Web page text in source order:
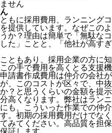
もに採用費用、ランニングコ
を提供しています。なぜこのよ
か？理由は簡単で「無駄なコ
た」ことと、
「他社が高すぎ
ともあり、採用企業の方に知
の手で費用を高くとる支援機
請書作成費用は仲介の会社が
、このコストが区々で、中抜
？と思うくらいの金額を提示
高くなります。弊社はランニ
も、こういった作業での仲介
。 初期の採用費用だけでなく
みてください。 高品質を担保